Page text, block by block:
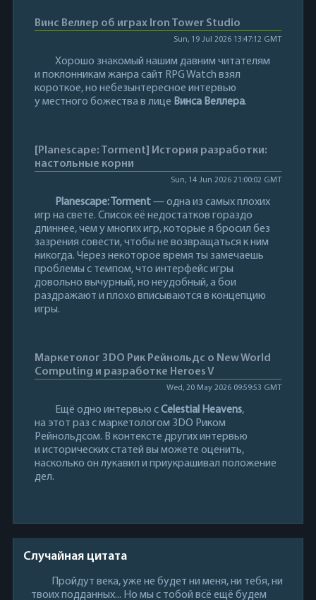
Винс Веллер об играх Iron Tower Studio
Sun, 19 Jul 2026 13:47:12 GMT
Хорошо знакомый нашим давним читателям
и поклонникам жанра сайт RPG Watch взял
короткое, но небезынтересное интервью
у местного божества в лице Винса Веллера.
[Planescape: Torment] История разработки:
настольные корни
Sun, 14 Jun 2026 21:00:02 GMT
Planescape: Torment— одна из самых плохих
игр на свете. Список её недостатков гораздо
длиннее, чем у многих игр, которые я бросил без
зазрения совести, чтобы не возвращаться к ним
никогда. Через некоторое время ты замечаешь
проблемы с темпом, что интерфейс игры
довольно вычурный, но неудобный, а бои
раздражают и плохо вписываются в концепцию
игры.
Маркетолог 3DO Рик Рейнольдс о New World
Computing и разработке Heroes V
Wed, 20 May 2026 09:59:53 GMT
Ещё одно интервью сCelestial Heavens,
на этот раз с маркетологом 3DO Риком
Рейнольдсом. В контексте других интервью
и исторических статей вы можете оценить,
насколько он лукавил и приукрашивал положение
дел.
Случайная цитата
Пройдут века, уже не будет ни меня, ни тебя, ни
твоих подданных... Но мы с тобой всё ещё будем